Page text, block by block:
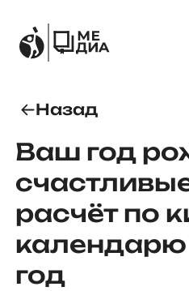
Назад
Ваш год
расчёт по
год